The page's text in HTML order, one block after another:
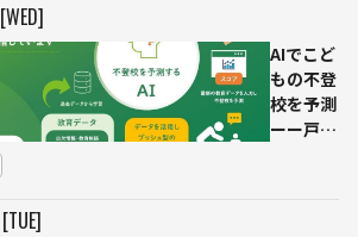
会決議
日米など
152カ国賛
成
[WED]
AIでこど
もの不登
校を予測
ーー戸田
[TUE]